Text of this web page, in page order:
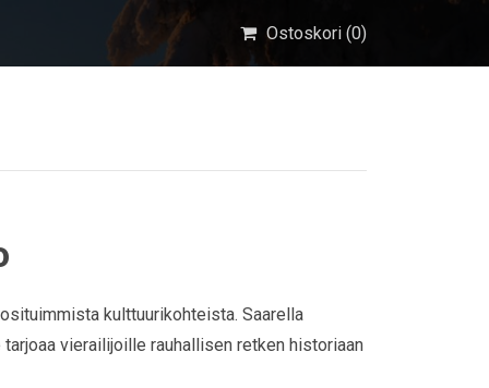
Ostoskori (0)
kulttuurikohteista. Saarella
vierailijoille rauhallisen retken historiaan